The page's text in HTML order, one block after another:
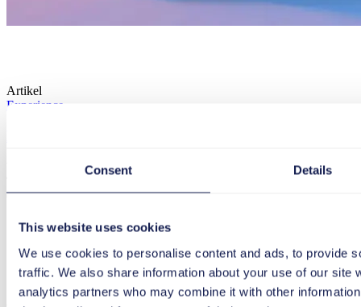
Consent Details
This website uses cookies
We use cookies to personalise content and ads, to provide
traffic. We also share information about your use of our site
analytics partners who may combine it with other
Artikel
Experience
Wie gelingt nachhaltiges User Enablement in SAP S/4HANA? Die
08. Januar 2026
Die beste Digital Adoption Platform für SAP S/4HANA
Mehr laden